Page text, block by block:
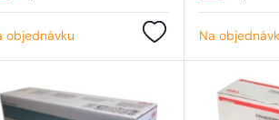
objednávku Na